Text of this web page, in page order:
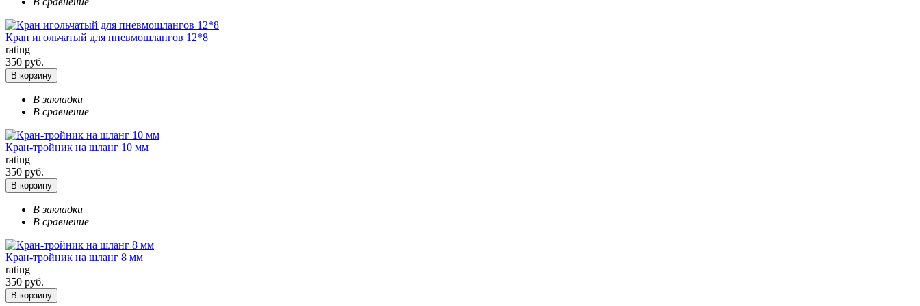
Кран игольчатый для пневмошлангов 12*8
rating
350 руб.
В корзину
В закладки
В сравнение
Кран-тройник на шланг 10 мм
rating
350 руб.
В корзину
В закладки
В сравнение
Кран-тройник на шланг 8 мм
rating
350 руб.
В корзину